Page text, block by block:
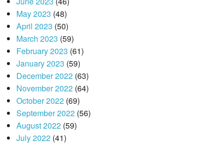
May 2023 (48)
April 2023 (50)
March 2023 (59)
February 2023 (61)
January 2023 (59)
December 2022(63)
November 2022(64)
October 2022(69)
September 2022(56)
August 2022(59)
July 2022(41)